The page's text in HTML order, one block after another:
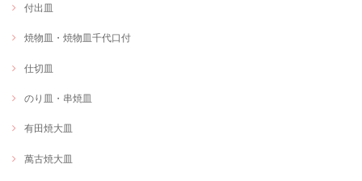
付出皿
焼物皿・焼物皿千代口付
仕切皿
のり皿・串焼皿
有田焼大皿
萬古焼大皿